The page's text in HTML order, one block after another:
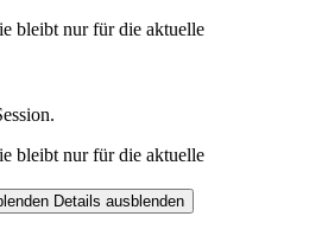
bleibt nur für die aktuelle
bleibt nur für die aktuelle
Details ausblenden